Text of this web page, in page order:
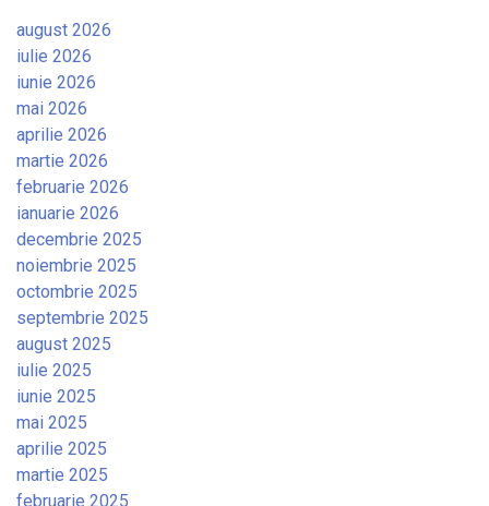
august 2026
iulie 2026
iunie 2026
mai 2026
aprilie 2026
martie 2026
februarie 2026
ianuarie 2026
decembrie 2025
noiembrie 2025
octombrie 2025
septembrie 2025
august 2025
iulie 2025
iunie 2025
mai 2025
aprilie 2025
martie 2025
februarie 2025